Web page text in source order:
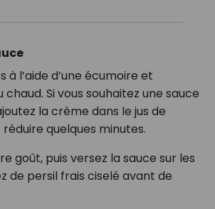
à l’aide d’une écumoire et
Si vous souhaitez une sauce
la crème dans le jus de
quelques minutes.
goût, puis versez la sauce sur les
de persil frais ciselé avant de